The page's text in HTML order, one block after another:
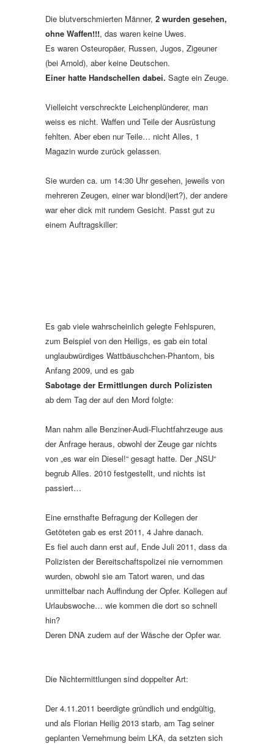
Die blutverschmierten Männer, 2 wurden gesehen,
ohne Waffen!!!, das waren keine Uwes.
Es waren Osteuropäer, Russen, Jugos, Zigeuner
(bei Arnold), aber keine Deutschen.
Einer hatte Handschellen dabei. Sagte ein Zeuge.
Vielleicht verschreckte Leichenplünderer, man
weiss es nicht. Waffen und Teile der Ausrüstung
fehlten. Aber eben nur Teile… nicht Alles, 1
Magazin wurde zurück gelassen.
Sie wurden ca. um 14:30 Uhr gesehen, jeweils von
mehreren Zeugen, einer war blond(iert?), der andere
war eher dick mit rundem Gesicht. Passt gut zu
einem Auftragskiller:
Es gab viele wahrscheinlich gelegte Fehlspuren,
zum Beispiel von den Heiligs, es gab ein total
unglaubwürdiges Wattbäuschchen-Phantom, bis
Anfang 2009, und es gab
Sabotage der Ermittlungen durch Polizisten
ab dem Tag der auf den Mord folgte:
Man nahm alle Benziner-Audi-Fluchtfahrzeuge aus
der Anfrage heraus, obwohl der Zeuge gar nichts
von „es war ein Diesel!“ gesagt hatte. Der „NSU“
begrub Alles. 2010 festgestellt, und nichts ist
passiert…
Eine ernsthafte Befragung der Kollegen der
Getöteten gab es erst 2011, 4 Jahre danach.
Es fiel auch dann erst auf, Ende Juli 2011, dass da
Polizisten der Bereitschaftspolizei nie vernommen
wurden, obwohl sie am Tatort waren, und das
unmittelbar nach Auffindung der Opfer. Kollegen auf
Urlaubswoche… wie kommen die dort so schnell
hin?
Deren DNA zudem auf der Wäsche der Opfer war.
Die Nichtermittlungen sind doppelter Art:
Der 4.11.2011 beerdigte gründlich und endgültig,
und als Florian Heilig 2013 starb, am Tag seiner
geplanten Vernehmung beim LKA, da setzten sich